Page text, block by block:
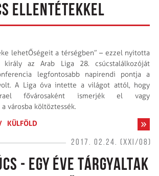
ELLENTÉTEKKEL
lehetŐségeit a térségben” – ezzel nyitotta
az Arab Liga 28. csúcstalálkozóját
legfontosabb napirendi pontja a
A Liga óva intette a világot attól, hogy
fővárosaként ismerjék el vagy
városba költöztessék.
KÜLFÖLD
2017. 02.24. (XXI/08)
- EGY ÉVE TÁRGYALTAK